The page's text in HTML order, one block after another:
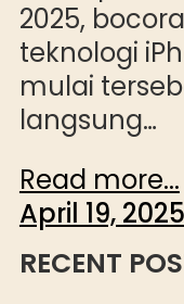
2025,
teknologi
mulai
langsung…
Read more...
April 19, 2025
RECENT